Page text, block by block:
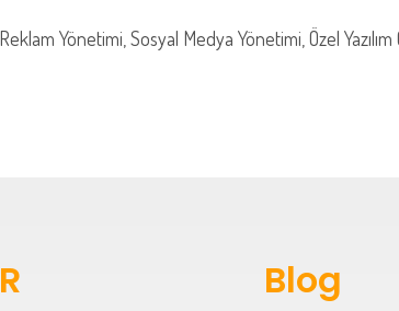
Yönetimi, Sosyal Medya Yönetimi, Özel
Blog